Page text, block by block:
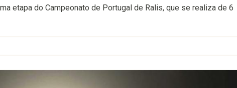
etapa do Campeonato de Portugal de Ralis, que se realiza de 6